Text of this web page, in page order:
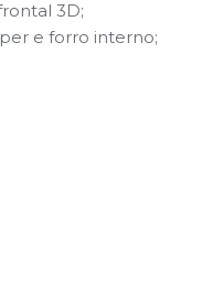
3D;
e forro interno;